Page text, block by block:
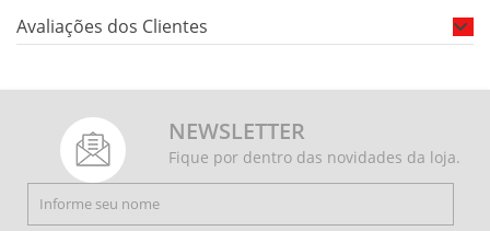
Avaliações dos Clientes
NEWSLETTER
Fique por dentro das novidades da loja.